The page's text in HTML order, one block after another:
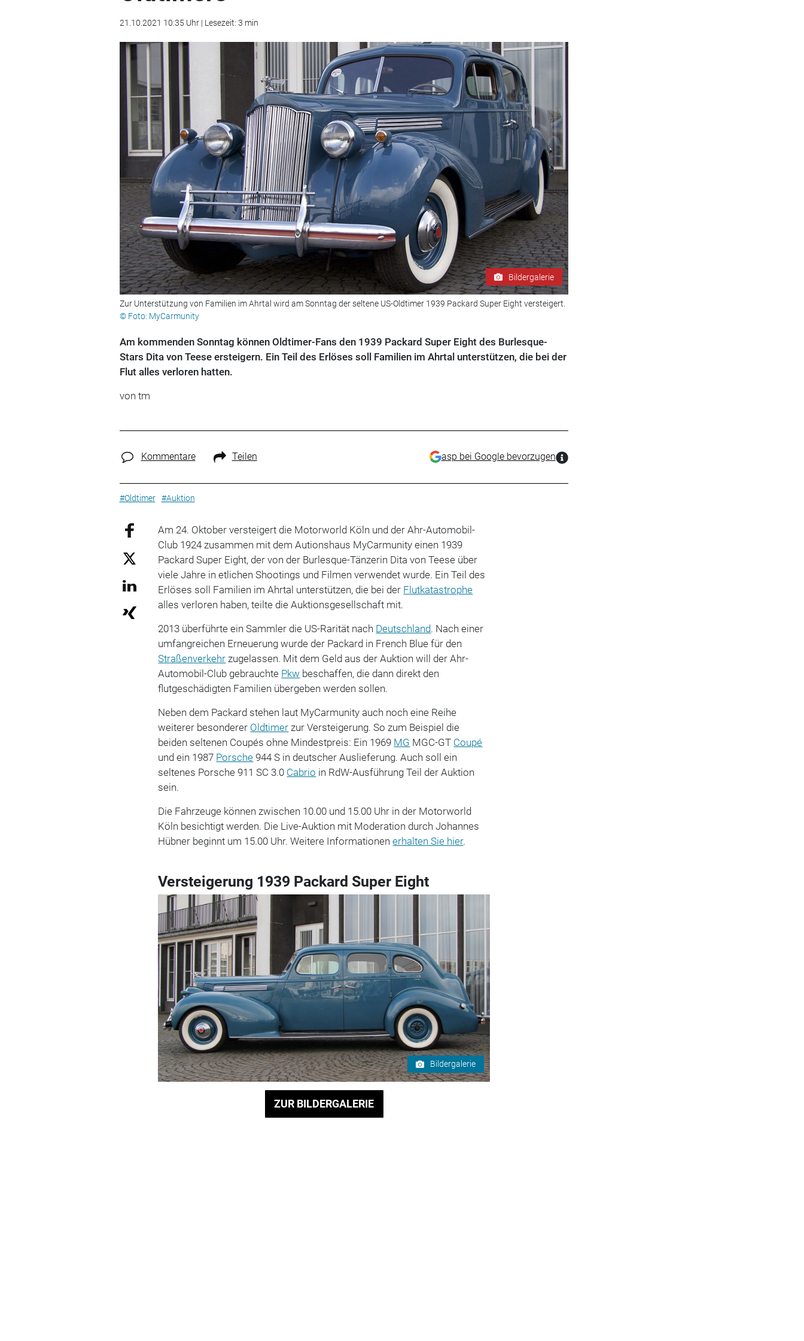
21.10.2021 10:35 Uhr | Lesezeit: 3 min
Bildergalerie
Zur Unterstützung von Familien im Ahrtal wird am Sonntag der seltene US-Oldtimer 1939 Packard Super Eight versteigert.
© Foto: MyCarmunity
Am kommenden Sonntag können Oldtimer-Fans den 1939 Packard Super Eight des Burlesque-
Stars Dita von Teese ersteigern. Ein Teil des Erlöses soll Familien im Ahrtal unterstützen, die bei der
Flut alles verloren hatten.
von tm
Kommentare Teilen asp bei Google bevorzugen
#Oldtimer #Auktion
Am 24. Oktober versteigert die Motorworld Köln und der Ahr-Automobil-
Club 1924 zusammen mit dem Autionshaus MyCarmunity einen 1939
Packard Super Eight, der von der Burlesque-Tänzerin Dita von Teese über
viele Jahre in etlichen Shootings und Filmen verwendet wurde. Ein Teil des
Erlöses soll Familien im Ahrtal unterstützen, die bei der Flutkatastrophe
alles verloren haben, teilte die Auktionsgesellschaft mit.
2013 überführte ein Sammler die US-Rarität nach Deutschland. Nach einer
umfangreichen Erneuerung wurde der Packard in French Blue für den
Straßenverkehr zugelassen. Mit dem Geld aus der Auktion will der Ahr-
Automobil-Club gebrauchte Pkw beschaffen, die dann direkt den
flutgeschädigten Familien übergeben werden sollen.
Neben dem Packard stehen laut MyCarmunity auch noch eine Reihe
weiterer besonderer Oldtimer zur Versteigerung. So zum Beispiel die
beiden seltenen Coupés ohne Mindestpreis: Ein 1969 MG MGC-GT Coupé
und ein 1987 Porsche 944 S in deutscher Auslieferung. Auch soll ein
seltenes Porsche 911 SC 3.0 Cabrio in RdW-Ausführung Teil der Auktion
sein.
Die Fahrzeuge können zwischen 10.00 und 15.00 Uhr in der Motorworld
Köln besichtigt werden. Die Live-Auktion mit Moderation durch Johannes
Hübner beginnt um 15.00 Uhr. Weitere Informationenerhalten Sie hier.
Versteigerung 1939 Packard Super Eight
Bildergalerie
ZUR BILDERGALERIE